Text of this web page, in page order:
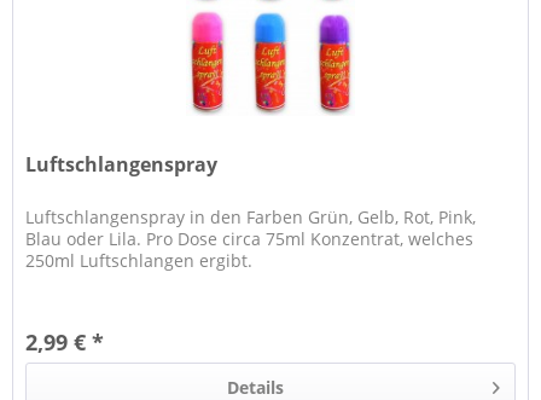
Luftschlangenspray
Luftschlangenspray in den Farben Grün, Gelb, Rot, Pink,
Blau oder Lila. Pro Dose circa 75ml Konzentrat, welches
250ml Luftschlangen ergibt.
2,99 € *
Details